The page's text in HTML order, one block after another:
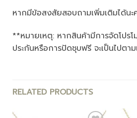
หากมีข้อสงสัยสอบถามเพิ่มเติมได้นะ
**หมายเหตุ: หากสินค้ามีการจัดโปรโ
ประกันหรือการปัดชุบฟรี จะเป็นไปตา
RELATED PRODUCTS